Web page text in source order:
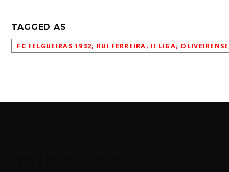
TAGGED AS
FC FELGUEIRAS 1932; RUI FERREIRA; II LIGA;